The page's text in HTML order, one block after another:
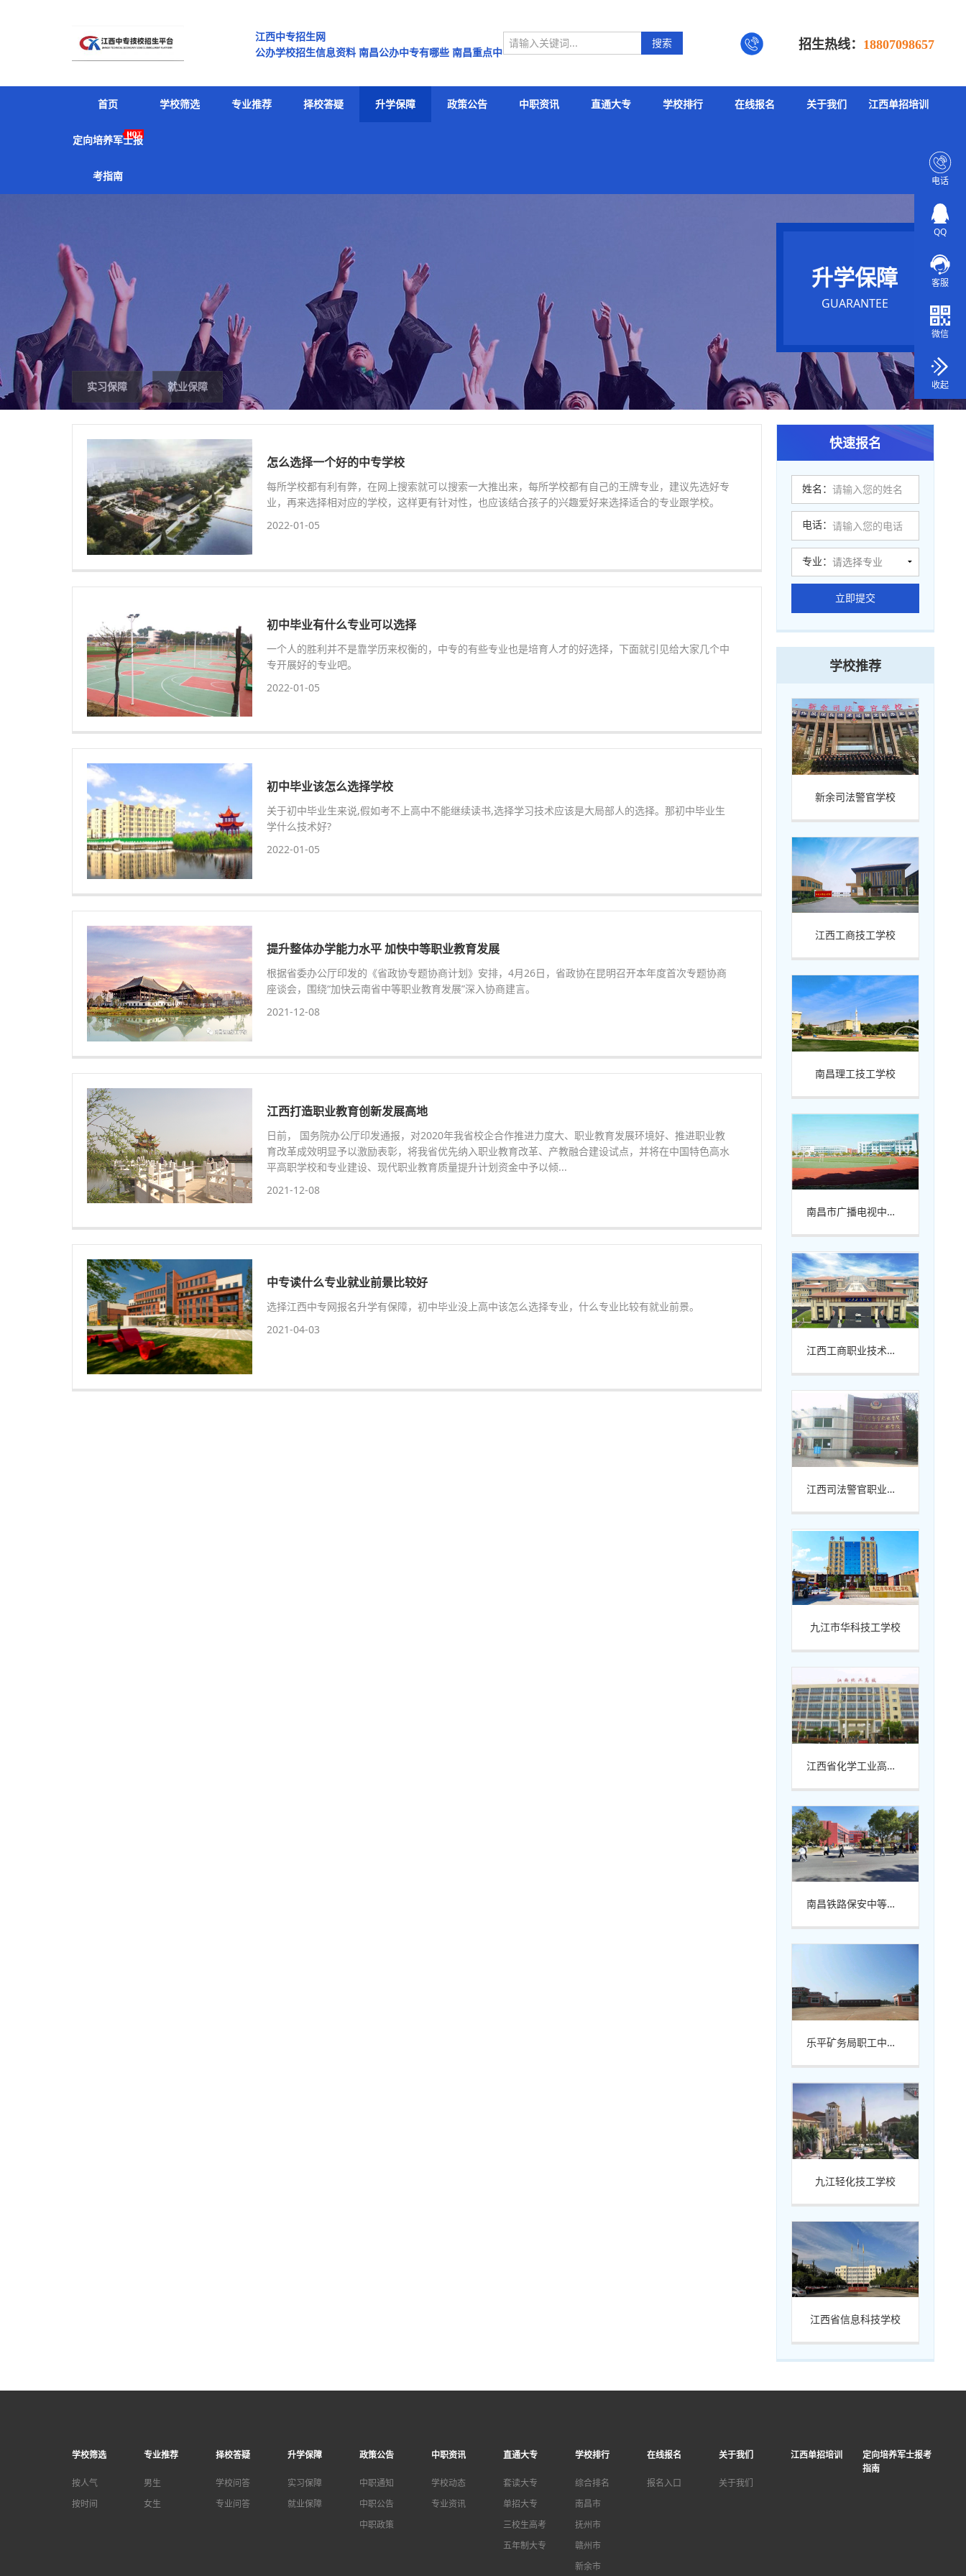
江西中专招生网
公办学校招生信息资料 南昌公办中专有哪些 南昌重点中
搜索 招生热线： 18807098657
首页 学校筛选 专业推荐 择校答疑 升学保障 政策公告 中职资讯 直通大专 学校排行 在线报名 关于我们 江西单招培训
定向培养军士报
考指南
升学保障
GUARANTEE
实习保障 就业保障
怎么选择一个好的中专学校
每所学校都有利有弊，在网上搜索就可以搜索一大推出来，每所学校都有自己的王牌专业，建议先选好专
业，再来选择相对应的学校，这样更有针对性，也应该结合孩子的兴趣爱好来选择适合的专业跟学校。
2022-01-05
初中毕业有什么专业可以选择
一个人的胜利并不是靠学历来权衡的，中专的有些专业也是培育人才的好选择，下面就引见给大家几个中
专开展好的专业吧。
2022-01-05
初中毕业该怎么选择学校
关于初中毕业生来说,假如考不上高中不能继续读书,选择学习技术应该是大局部人的选择。那初中毕业生
学什么技术好?
2022-01-05
提升整体办学能力水平 加快中等职业教育发展
根据省委办公厅印发的《省政协专题协商计划》安排，4月26日，省政协在昆明召开本年度首次专题协商
座谈会，围绕“加快云南省中等职业教育发展”深入协商建言。
2021-12-08
江西打造职业教育创新发展高地
日前， 国务院办公厅印发通报，对2020年我省校企合作推进力度大、职业教育发展环境好、推进职业教
育改革成效明显予以激励表彰，将我省优先纳入职业教育改革、产教融合建设试点，并将在中国特色高水
平高职学校和专业建设、现代职业教育质量提升计划资金中予以倾...
2021-12-08
中专读什么专业就业前景比较好
选择江西中专网报名升学有保障，初中毕业没上高中该怎么选择专业，什么专业比较有就业前景。
2021-04-03
快速报名
姓名：
电话：
专业：
立即提交
学校推荐
新余司法警官学校
江西工商技工学校
南昌理工技工学校
南昌市广播电视中等专业学校
江西工商职业技术学院
江西司法警官职业学院
九江市华科技工学校
江西省化学工业高级技工学校
南昌铁路保安中等专业学校
乐平矿务局职工中等专业学校
九江轻化技工学校
江西省信息科技学校
学校筛选
按人气
按时间
专业推荐
男生
女生
择校答疑
学校问答
专业问答
升学保障
实习保障
就业保障
政策公告
中职通知
中职公告
中职政策
中职资讯
学校动态
专业资讯
直通大专
套读大专
单招大专
三校生高考
五年制大专
学校排行
综合排名
南昌市
抚州市
赣州市
新余市
在线报名
报名入口
关于我们
关于我们
江西单招培训
定向培养军士报考
指南
电话
QQ
客服
微信
收起